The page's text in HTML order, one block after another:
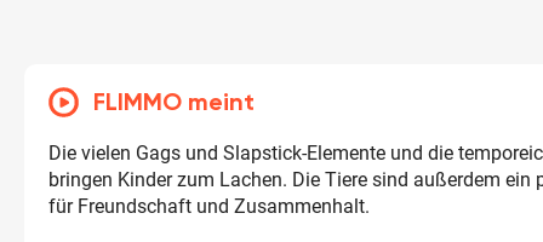
FLIMMO meint
Die vielen Gags und Slapstick-Elemente und die
bringen Kinder zum Lachen. Die Tiere sind außerdem ein
für Freundschaft und Zusammenhalt.